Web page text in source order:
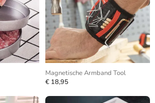
Magnetische Armband Tool
€ 18,95